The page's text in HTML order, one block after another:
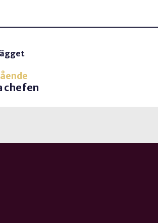
chefen